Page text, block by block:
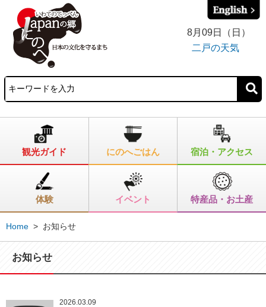
8月09日（日）
二戸の天気
観光ガイド にのへごはん 宿泊・アクセス
体験 イベント 特産品・お土産
Home > お知らせ
お知らせ
2026.03.09